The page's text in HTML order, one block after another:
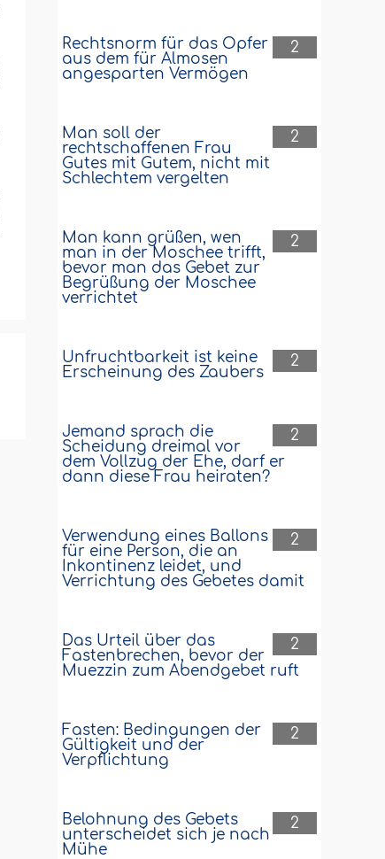
2
Rechtsnorm für das Opfer
aus dem für Almosen
angesparten Vermögen
2
Man soll der
rechtschaffenen Frau
Gutes mit Gutem, nicht mit
Schlechtem vergelten
2
Man kann grüßen, wen
man in der Moschee trifft,
bevor man das Gebet zur
Begrüßung der Moschee
verrichtet
2
Unfruchtbarkeit ist keine
Erscheinung des Zaubers
2
Jemand sprach die
Scheidung dreimal vor
dem Vollzug der Ehe, darf er
dann diese Frau heiraten?
2
Verwendung eines Ballons
für eine Person, die an
Inkontinenz leidet, und
Verrichtung des Gebetes damit
2
Das Urteil über das
Fastenbrechen, bevor der
Muezzin zum Abendgebet ruft
2
Fasten: Bedingungen der
Gültigkeit und der
Verpflichtung
2
Belohnung des Gebets
unterscheidet sich je nach
Mühe